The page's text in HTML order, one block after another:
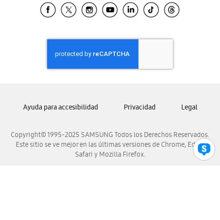
Samsung El Salvador
Samsung Honduras
Samsung Nicaragua
Samsung Panamá
Samsung Venezuela
Copyright© 1995-2025 SAMSUNG Todos los Derechos Reservados.
Este sitio se ve mejor en las últimas versiones de Chrome, Edge,
Safari y Mozilla Firefox.
Ayuda para accesibilidad Privacidad Legal